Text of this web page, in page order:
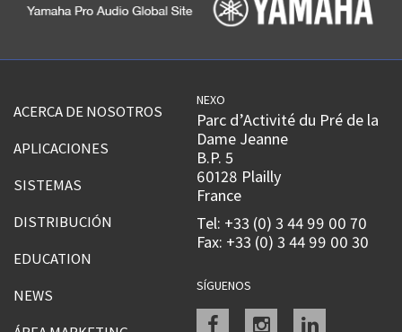
ACERCA DE NOSOTROS
APLICACIONES
SISTEMAS
DISTRIBUCIÓN
EDUCATION
NEWS
NEXO
Parc d’Activité du Pré de la
Dame Jeanne
B.P. 5
60128 Plailly
France
Tel: +33 (0) 3 44 99 00 70
Fax: +33 (0) 3 44 99 00 30
SÍGUENOS
Facebookinstagramlinkedin